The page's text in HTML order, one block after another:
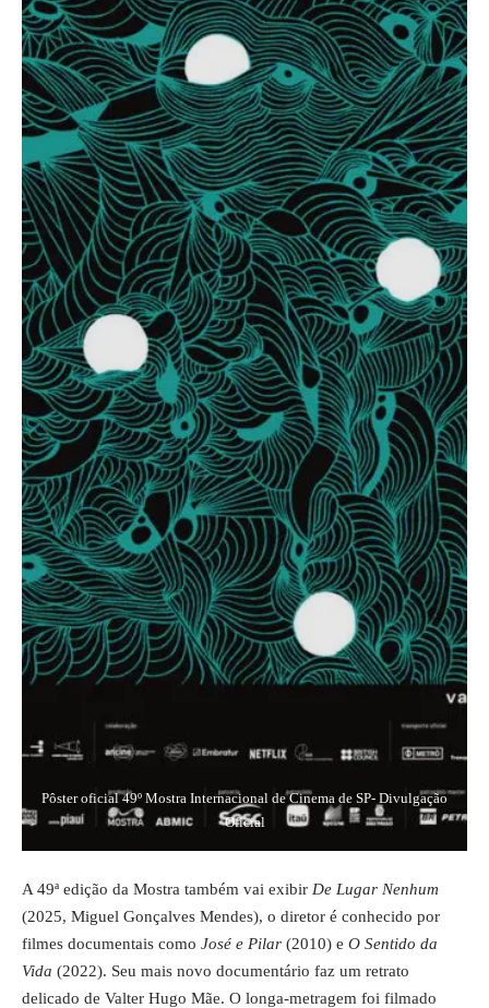
Pôster oficial 49º Mostra Internacional de Cinema de SP- Divulgação
Oficial
A 49ª edição da Mostra também vai exibir De Lugar Nenhum
(2025, Miguel Gonçalves Mendes), o diretor é conhecido por
filmes documentais como José e Pilar (2010) e O Sentido da
Vida (2022). Seu mais novo documentário faz um retrato
delicado de Valter Hugo Mãe. O longa-metragem foi filmado